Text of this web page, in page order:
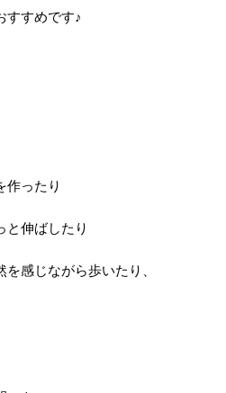
すすめです♪
作ったり
と伸ばしたり
感じながら歩いたり、